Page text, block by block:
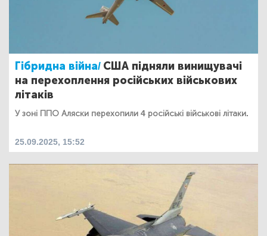
Гібридна війна/ США підняли винищувачі
на перехоплення російських військових
літаків
У зоні ППО Аляски перехопили 4 російські військові літаки.
25.09.2025, 15:52